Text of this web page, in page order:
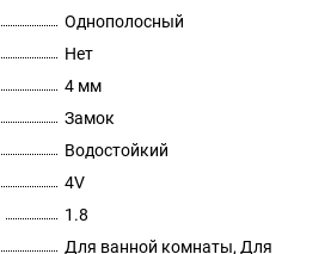
Однополосный
Нет
4 мм
Замок
Водостойкий
4V
1.8
Для ванной комнаты, Для